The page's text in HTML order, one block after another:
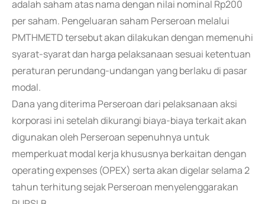
adalah saham atas nama dengan nilai nominal Rp200
per saham. Pengeluaran saham Perseroan melalui
PMTHMETD tersebut akan dilakukan dengan memenuhi
syarat-syarat dan harga pelaksanaan sesuai ketentuan
peraturan perundang-undangan yang berlaku di pasar
modal.
Dana yang diterima Perseroan dari pelaksanaan aksi
korporasi ini setelah dikurangi biaya-biaya terkait akan
digunakan oleh Perseroan sepenuhnya untuk
memperkuat modal kerja khususnya berkaitan dengan
operating expenses (OPEX) serta akan digelar selama 2
tahun terhitung sejak Perseroan menyelenggarakan